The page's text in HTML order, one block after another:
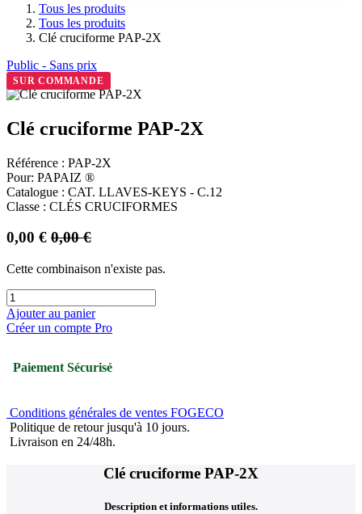
Tous les produits
Tous les produits
Clé cruciforme PAP-2X
Public - Sans prix
SUR COMMANDE
Clé cruciforme PAP-2X
Référence : PAP-2X
Pour: PAPAIZ ®
Catalogue : CAT. LLAVES-KEYS - C.12
Classe : CLÉS CRUCIFORMES
0,00 € 0,00€
Cette combinaison n'existe pas.
Ajouter au panier
Créer un compte Pro
Paiement Sécurisé
Conditions générales de ventes FOGECO
Politique de retour jusqu'à 10 jours.
Livraison en 24/48h.
Clé cruciforme PAP-2X
Description et informations utiles.